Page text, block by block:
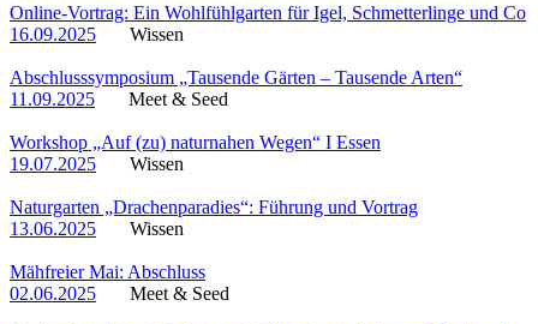
Online-Vortrag: Ein Wohlfühlgarten für Igel, Schmetterlinge und Co
16.09.2025
Wissen
Abschlusssymposium „Tausende Gärten – Tausende Arten“
11.09.2025
Meet & Seed
Workshop „Auf (zu) naturnahen Wegen“ I Essen
19.07.2025
Wissen
Naturgarten „Drachenparadies“: Führung und Vortrag
13.06.2025
Wissen
Mähfreier Mai: Abschluss
02.06.2025
Meet & Seed